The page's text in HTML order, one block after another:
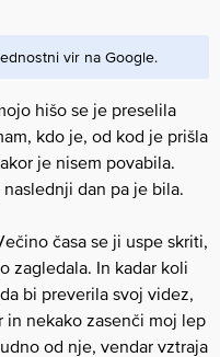
vir na Google.
hišo se je preselila
kdo je, od kod je prišla
je nisem povabila.
dan pa je bila.
časa se ji uspe skriti,
zagledala. In kadar koli
bi preverila svoj videz,
in nekako zasenči moj lep
od nje, vendar vztraja